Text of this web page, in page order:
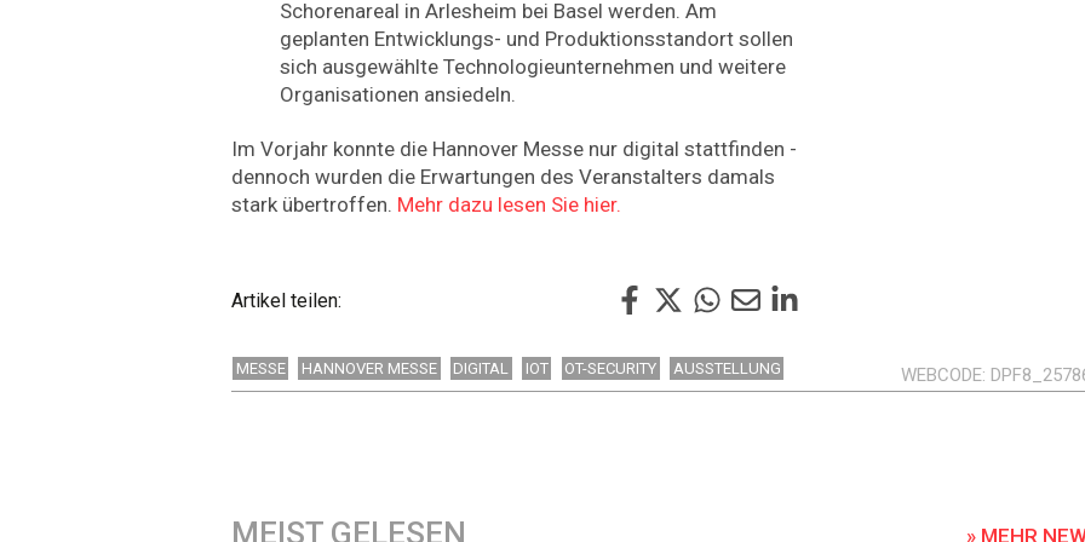
Schorenareal in Arlesheim bei Basel werden. Am
geplanten Entwicklungs- und Produktionsstandort sollen
sich ausgewählte Technologieunternehmen und weitere
Organisationen ansiedeln.
Im Vorjahr konnte die Hannover Messe nur digital stattfinden -
dennoch wurden die Erwartungen des Veranstalters damals
stark übertroffen. Mehr dazu lesen Sie hier.
Artikel teilen:
MESSE HANNOVER MESSE DIGITAL IOT OT-SECURITY AUSSTELLUNG WEBCODE
MEIST GELESEN » MEHR